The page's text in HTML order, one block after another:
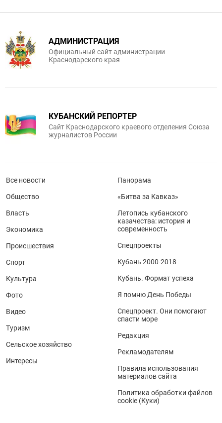
АДМИНИСТРАЦИЯ
Официальный сайт администрации
Краснодарского края
КУБАНСКИЙ РЕПОРТЕР
Сайт Краснодарского краевого отделения Союза
журналистов России
Все новости
Общество
Власть
Экономика
Происшествия
Спорт
Культура
Фото
Видео
Туризм
Сельское хозяйство
Интересы
Панорама
«Битва за Кавказ»
Летопись кубанского
казачества: история и
современность
Спецпроекты
Кубань 2000-2018
Кубань. Формат успеха
Я помню День Победы
Спецпроект. Они помогают
спасти море
Редакция
Рекламодателям
Правила использования
материалов сайта
Политика обработки файлов
cookie (Куки)